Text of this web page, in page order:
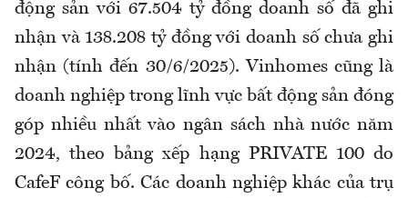
động sản với 67.504 tỷ đồng doanh số đã ghi
nhận và 138.208 tỷ đồng với doanh số chưa ghi
nhận (tính đến 30/6/2025). Vinhomes cũng là
doanh nghiệp trong lĩnh vực bất động sản đóng
góp nhiều nhất vào ngân sách nhà nước năm
2024, theo bảng xếp hạng PRIVATE 100 do
CafeF công bố. Các doanh nghiệp khác của trụ